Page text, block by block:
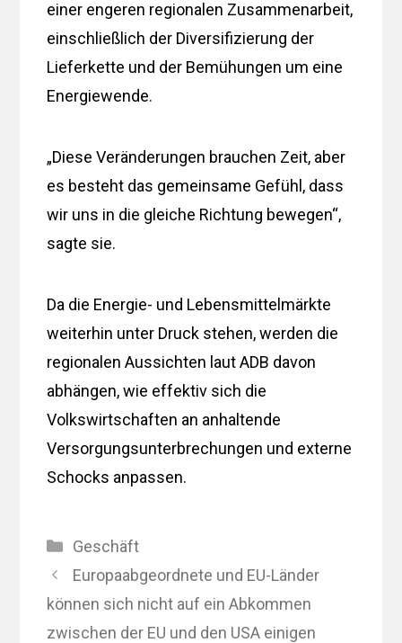
einer engeren regionalen Zusammenarbeit,
einschließlich der Diversifizierung der
Lieferkette und der Bemühungen um eine
Energiewende.
„Diese Veränderungen brauchen Zeit, aber
es besteht das gemeinsame Gefühl, dass
wir uns in die gleiche Richtung bewegen“,
sagte sie.
Da die Energie- und Lebensmittelmärkte
weiterhin unter Druck stehen, werden die
regionalen Aussichten laut ADB davon
abhängen, wie effektiv sich die
Volkswirtschaften an anhaltende
Versorgungsunterbrechungen und externe
Schocks anpassen.
Kategorien
Geschäft
Europaabgeordnete und EU-Länder
können sich nicht auf ein Abkommen
zwischen der EU und den USA einigen